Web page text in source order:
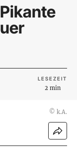
LESEZEIT
2 min
© k.A.